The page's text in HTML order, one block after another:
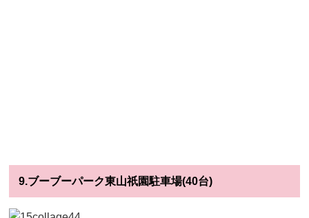
9.ブーブーパーク東山祇園駐車場(40台)